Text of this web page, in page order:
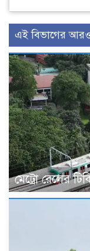
এই বিভাগের
মেট্রো রেলের